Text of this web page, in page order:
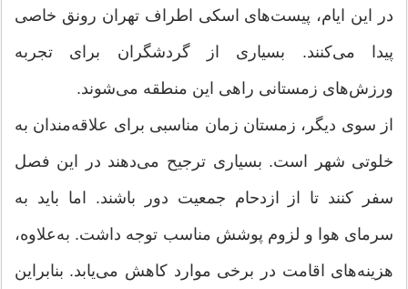
در این ایام، پیست‌های اسکی اطراف تهران رونق خاصی
پیدا می‌کنند. بسیاری از گردشگران برای تجربه
ورزش‌های زمستانی راهی این منطقه می‌شوند.
از سوی دیگر، زمستان زمان مناسبی برای علاقه‌مندان به
خلوتی شهر است. بسیاری ترجیح می‌دهند در این فصل
سفر کنند تا از ازدحام جمعیت دور باشند. اما باید به
سرمای هوا و لزوم پوشش مناسب توجه داشت. به‌علاوه،
هزینه‌های اقامت در برخی موارد کاهش می‌یابد. بنابراین